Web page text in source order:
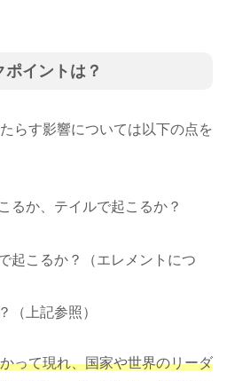
イントは？
らす影響については以下の点を
るか、テイルで起こるか？
起こるか？（エレメントにつ
（上記参照）
って現れ、国家や世界のリーダ